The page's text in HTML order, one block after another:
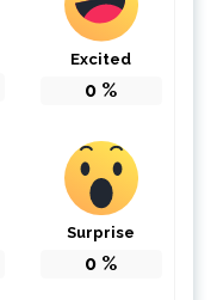
Excited
0 %
Surprise
0 %